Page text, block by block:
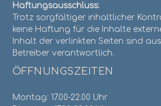
Haftungsausschluss:
Trotz sorgfältiger inhaltlicher
keine Haftung für die Inhalte
Inhalt der verlinkten Seiten sind
Betreiber verantwortlich.
ÖFFNUNGSZEITEN
Montag: 17.00-22.00 Uhr